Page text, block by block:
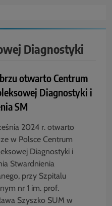
Diagnostyki
otwarto Centrum
Diagnostyki i
SM
2024 r. otwarto
w Polsce Centrum
Diagnostyki i
Stwardnienia
przy Szpitalu
nr 1 im. prof.
Szyszko SUM w